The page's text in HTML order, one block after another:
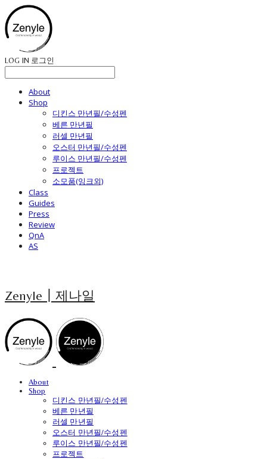
LOG IN 로그인
About
Shop
디킨스 만년필/수성펜
베른 만년필
러셀 만년필
오스터 만년필/수성펜
루이스 만년필/수성펜
프로젝트
소모품(잉크외)
Class
Guides
Press
Review
QnA
AS
Zenyle┃제나일
About
Shop
디킨스 만년필/수성펜
베른 만년필
러셀 만년필
오스터 만년필/수성펜
루이스 만년필/수성펜
프로젝트